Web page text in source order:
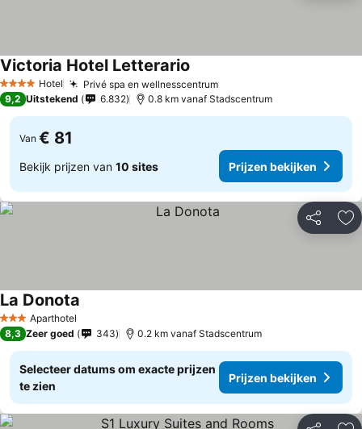
4 SterrenHotel Privé spa en wellnesscentrum
Victoria Hotel Letterario
9,2 Uitstekend 6.832 0.8 km vanaf Stadscentrum
Van € 81
Bekijk prijzen van 10 sites Prijzen bekijken
Delen
3 SterrenAparthotel
La Donota
8,3 Zeer goed 343 0.2 km vanaf Stadscentrum
Selecteer datums om exacte prijzen
te zien
Prijzen bekijken